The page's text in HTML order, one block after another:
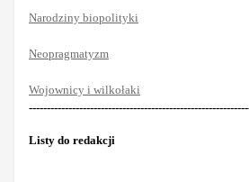
Narodziny biopolityki
Neopragmatyzm
Wojownicy i wilkołaki
Listy do redakcji